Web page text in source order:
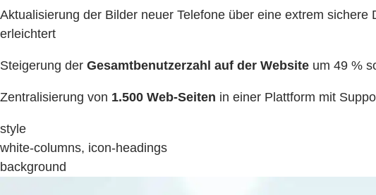
Aktualisierung der Bilder neuer Telefone über eine extrem sichere
erleichtert
Steigerung der Gesamtbenutzerzahl auf der Website um 49 %
Zentralisierung von 1.500 Web-Seiten in einer Plattform mit
style
white-columns, icon-headings
background